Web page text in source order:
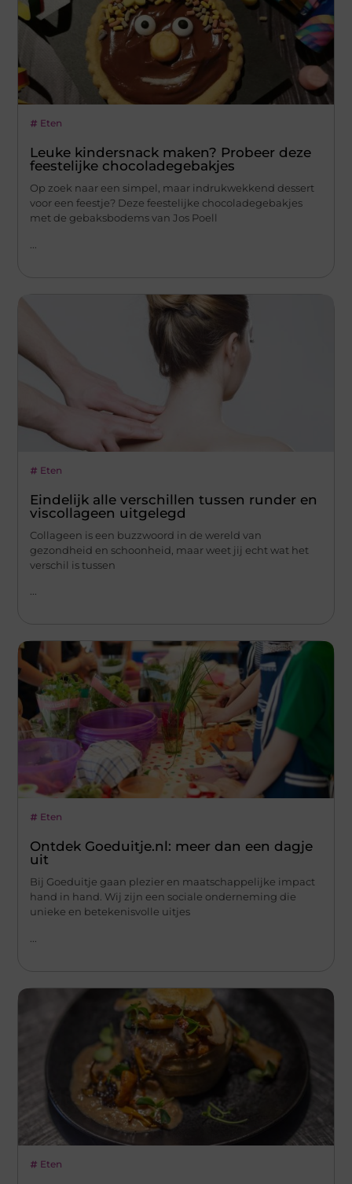
Eten
Leuke kindersnack maken? Probeer deze
feestelijke chocoladegebakjes
Op zoek naar een simpel, maar indrukwekkend dessert
voor een feestje? Deze feestelijke chocoladegebakjes
met de gebaksbodems van Jos Poell
Eten
Eindelijk alle verschillen tussen runder en
viscollageen uitgelegd
Collageen is een buzzwoord in de wereld van
gezondheid en schoonheid, maar weet jij echt wat het
verschil is tussen
...
Eten
Ontdek Goeduitje.nl: meer dan een dagje
uit
Bij Goeduitje gaan plezier en maatschappelijke impact
hand in hand. Wij zijn een sociale onderneming die
unieke en betekenisvolle uitjes
Eten